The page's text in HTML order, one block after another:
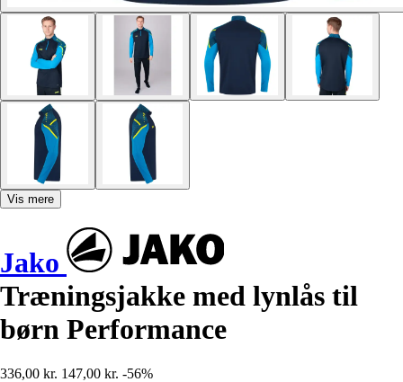
Vis mere
Jako
Træningsjakke med lynlås til
børn Performance
336,00 kr. 147,00 kr. -56%